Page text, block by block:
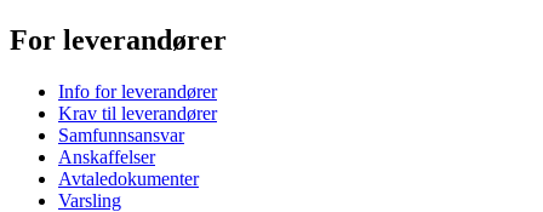
For leverandører
Info for leverandører
Krav til leverandører
Samfunnsansvar
Anskaffelser
Avtaledokumenter
Varsling